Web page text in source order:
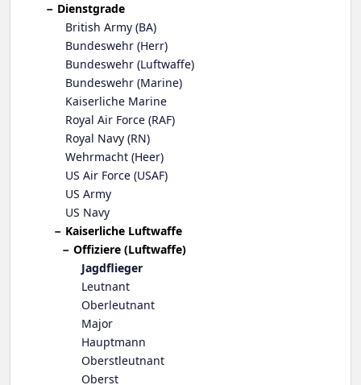
Dienstgrade
British Army (BA)
Bundeswehr (Herr)
Bundeswehr (Luftwaffe)
Bundeswehr (Marine)
Kaiserliche Marine
Royal Air Force (RAF)
Royal Navy (RN)
Wehrmacht (Heer)
US Air Force (USAF)
US Army
US Navy
Kaiserliche Luftwaffe
Offiziere (Luftwaffe)
Jagdflieger
Leutnant
Oberleutnant
Major
Hauptmann
Oberstleutnant
Oberst